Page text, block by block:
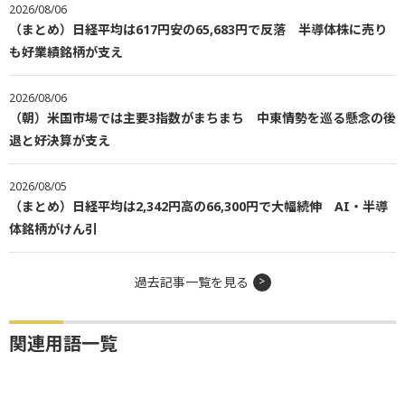
2026/08/06
（まとめ）日経平均は617円安の65,683円で反落 半導体株に売り
も好業績銘柄が支え
2026/08/06
（朝）米国市場では主要3指数がまちまち 中東情勢を巡る懸念の後
退と好決算が支え
2026/08/05
（まとめ）日経平均は2,342円高の66,300円で大幅続伸 AI・半導
体銘柄がけん引
過去記事一覧を見る
関連用語一覧